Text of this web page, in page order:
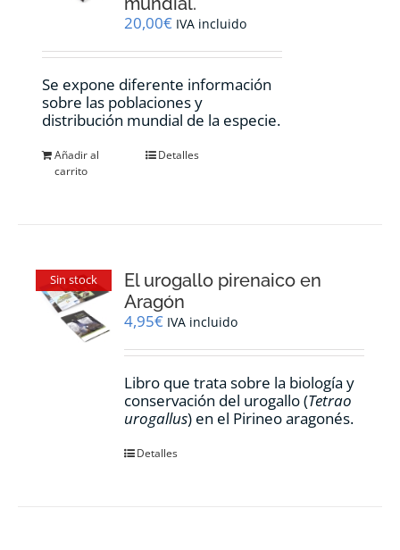
20,00€ IVA incluido
Se expone diferente información
sobre las poblaciones y
distribución mundial de la especie.
Añadir al
carrito
Detalles
Sin stock
El urogallo pirenaico en
Aragón
4,95€ IVA incluido
Libro que trata sobre la biología y
conservación del urogallo (Tetrao
urogallus) en el Pirineo aragonés.
Detalles